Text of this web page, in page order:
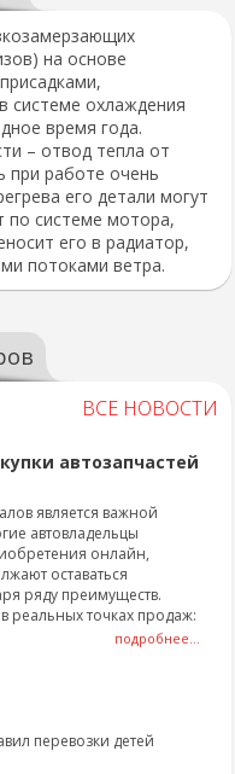
на основе
системе охлаждения
время года.
– отвод тепла от
при работе очень
его детали могут
по системе мотора,
его в радиатор,
потоками ветра.
ВСЕ НОВОСТИ
автозапчастей
является важной
автовладельцы
онлайн,
оставаться
ряду преимуществ.
реальных точках продаж:
подробнее...
перевозки детей